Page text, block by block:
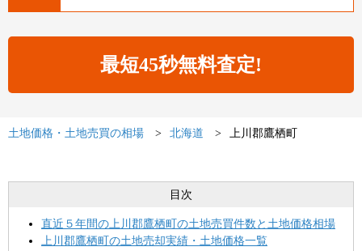
土地価格・土地売買の相場 北海道 上川郡鷹栖町
目次
直近５年間の上川郡鷹栖町の土地売買件数と土地価格相場
上川郡鷹栖町の土地売却実績・土地価格一覧